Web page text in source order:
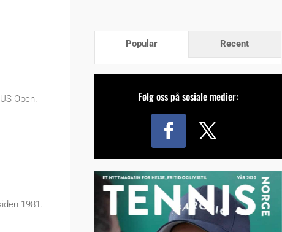
Open.
1981.
Popular Recent
Følg oss på sosiale medier: